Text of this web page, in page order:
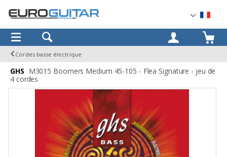
OK
Cordes basse électrique
GHS M3015 Boomers Medium 45-105 - Flea Signature - jeu de
4 cordes